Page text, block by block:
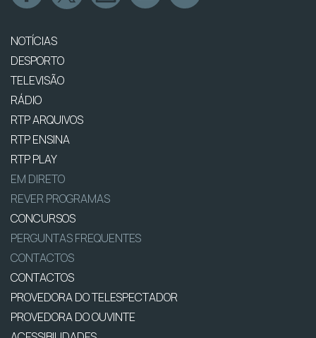
NOTÍCIAS
DESPORTO
TELEVISÃO
RÁDIO
RTP ARQUIVOS
RTP ENSINA
RTP PLAY
EM DIRETO
REVER PROGRAMAS
CONCURSOS
PERGUNTAS FREQUENTES
CONTACTOS
CONTACTOS
PROVEDORA DO TELESPECTADOR
PROVEDORA DO OUVINTE